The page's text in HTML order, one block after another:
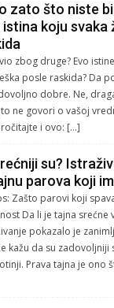
zato što niste
koju svaka
zbog druge? Evo
posle raskida? Da
dobre. Ne,
ne govori o vašoj
i ovo: […]
su?
parova koji
Zašto parovi koji
Da li je tajna srećne
pokazalo je
kažu da su
Prava tajna je ono